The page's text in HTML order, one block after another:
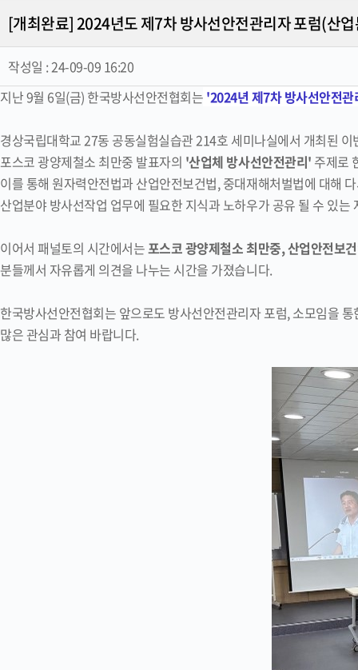
[개최완료] 2024년도 제7차 방사선안전관리자 포럼(산
작성일 :24-09-09 16:20
지난 9월 6일(금) 한국방사선안전협회는 '2024년 제7차 방사선안전
경상국립대학교 27동 공동실험실습관 214호 세미나실에서 개최된
포스코 광양제철소 최만중 발표자의 '산업체 방사선안전관리' 주제로
이를 통해 원자력안전법과 산업안전보건법, 중대재해처벌법에 대해
산업분야 방사선작업 업무에 필요한 지식과 노하우가 공유 될 수 있
이어서 패널토의 시간에서는포스코 광양제철소 최만중, 산업안전보
분들께서 자유롭게 의견을 나누는 시간을 가졌습니다.
한국방사선안전협회는 앞으로도 방사선안전관리자 포럼, 소모임을
많은 관심과 참여 바랍니다.